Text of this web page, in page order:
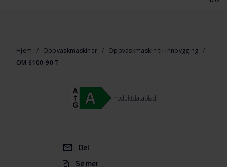
Hjem Oppvaskmaskiner
Oppvaskmaskin til innbygging
OM 6100-90 T
Del
Se mer
Produktdatablad